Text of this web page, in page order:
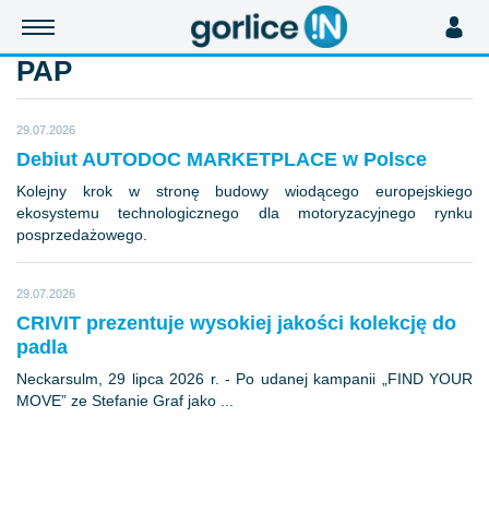
PAP
29.07.2026
Debiut AUTODOC MARKETPLACE w Polsce
Kolejny krok w stronę budowy wiodącego europejskiego
ekosystemu technologicznego dla motoryzacyjnego rynku
posprzedażowego.
29.07.2026
CRIVIT prezentuje wysokiej jakości kolekcję do
padla
Neckarsulm, 29 lipca 2026 r. - Po udanej kampanii „FIND YOUR
MOVE” ze Stefanie Graf jako ...